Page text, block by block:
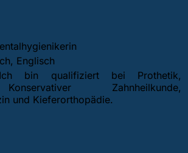
Englisch
Ich bin qualifiziert bei Prothetik,
Zahnheilkunde,
und Kieferorthopädie.